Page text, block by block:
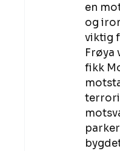
en
og
viktig
Frøya
fikk